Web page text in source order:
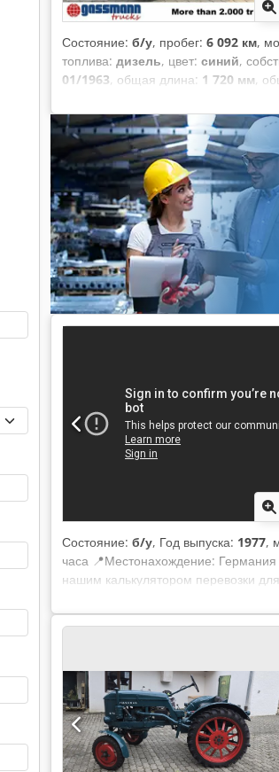
Состояние: б/у, пробег: 6 092 км,
топлива: дизель, цвет: синий,
01/1963, общая длина: 1 720 мм,
Состояние: б/у, Год выпуска: 1977,
часа 📍Местонахождение: Германия
нашим калькулятором перевозки
свою цену. Оплата при доставке
независимым экспертом 33
⚠️ 📌 Замечание инспектора: 📄
видео? Совет: Ссылка "29698
онлайн. Dsdszf H Rqspfx Akwock 💡
Профессиональная комплексная
возврата денег ✔ Безопасные и
предлагаем полезные инструменты
на нашей платформе.